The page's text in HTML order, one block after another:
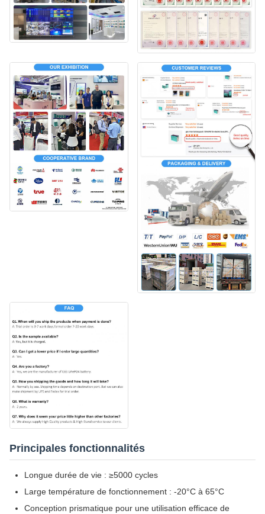
Principales fonctionnalités
Longue durée de vie : ≥5000 cycles
Large température de fonctionnement : -20°C à 65°C
Conception prismatique pour une utilisation efficace de